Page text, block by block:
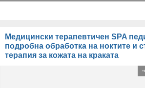
Медицински терапевтичен SPA
подробна обработка на ноктите и
терапия за кожата на краката
-